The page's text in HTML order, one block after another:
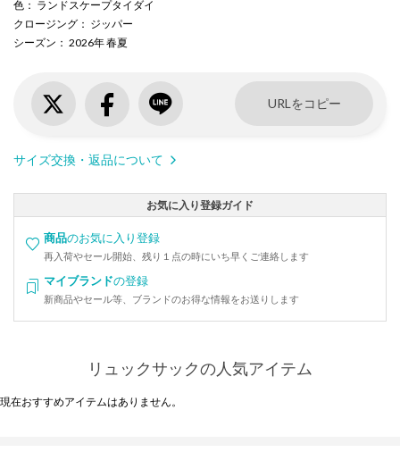
色 ： ランドスケープタイダイ
クロージング ： ジッパー
シーズン ： 2026年 春夏
URLをコピー
サイズ交換・返品について
お気に入り登録ガイド
商品のお気に入り登録
再入荷やセール開始、残り１点の時にいち早くご連絡します
マイブランドの登録
新商品やセール等、ブランドのお得な情報をお送りします
リュックサックの人気アイテム
現在おすすめアイテムはありません。